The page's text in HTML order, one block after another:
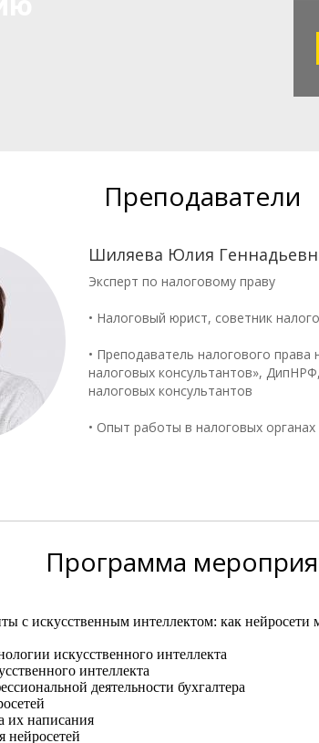
Преподаватели
Шиляева Юлия
Эксперт по налоговому праву
• Налоговый юрист, советник
• Преподаватель налогового
налоговых консультантов»,
налоговых консультантов
• Опыт работы в налоговых
Программа